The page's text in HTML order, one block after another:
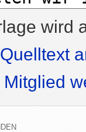
wird
Quelltext
Mitglied